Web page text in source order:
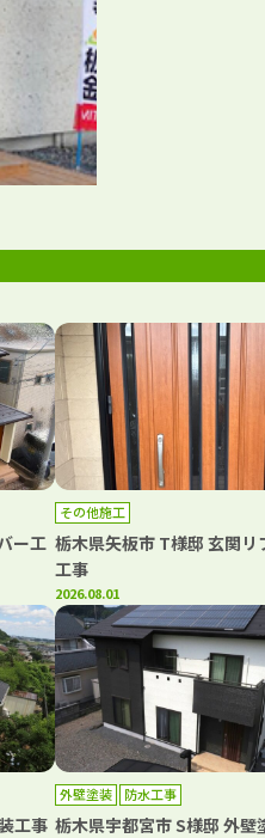
ー工
その他施工
栃木県矢板市 T様邸 玄関リ
工事
2026.08.01
工事
外壁塗装 防水工事
栃木県宇都宮市 S様邸 外壁